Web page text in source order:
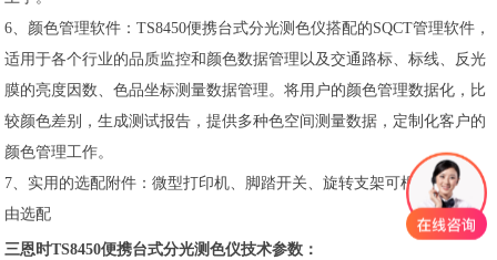
6、颜色管理软件：TS8450便携台式分光测色仪搭配的SQCT管理软件，
适用于各个行业的品质监控和颜色数据管理以及交通路标、标线、反光
膜的亮度因数、色品坐标测量数据管理。将用户的颜色管理数据化，比
较颜色差别，生成测试报告，提供多种色空间测量数据，定制化客户的
颜色管理工作。
7、实用的选配附件：微型打印机、脚踏开关、旋转支架可根据需求自
由选配
三恩时TS8450便携台式分光测色仪技术参数：